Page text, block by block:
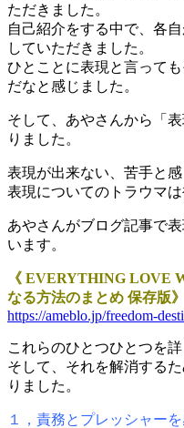
ただきました。
自己紹介をする中で、各
していただきました。
ひとことに表現と言って
だなと感じました。
そして、あやさんから「
りました。
表現が出来ない、苦手と感
表現についてのトラウマ
あやさんがブログ記事で
います。
《 EVERYTHING LOVE
なる方法のまとめ 保存版》
https://ameblo.jp/freedom-
これらのひとつひとつを
そして、それを解消する
りました。
１，責務とプレッシャー